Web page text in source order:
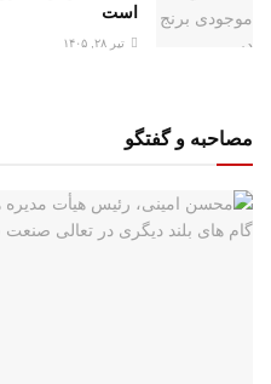
است
تیر ۲۸, ۱۴۰۵
مصاحبه و گفتگو